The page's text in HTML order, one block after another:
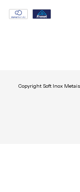
Copyright Soft Inox